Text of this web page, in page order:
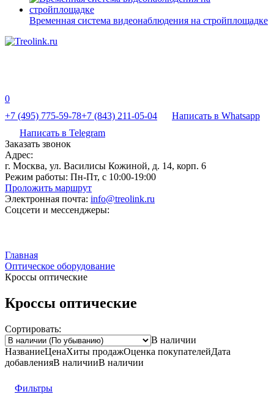
Временная система видеонаблюдения на стройплощадке
0
+7 (495) 775-59-78+7 (843) 211-05-04
Написать в Whatsapp
Написать в Telegram
Заказать звонок
Адрес:
г. Москва, ул. Василисы Кожиной, д. 14, корп. 6
Режим работы: Пн-Пт, с 10:00-19:00
Проложить маршрут
Электронная почта: info@treolink.ru
Соцсети и мессенджеры:
Главная
Оптическое оборудование
Кроссы оптические
Кроссы оптические
Сортировать:
В наличии
НазваниеЦенаХиты продажОценка покупателейДата
добавленияВ наличииВ наличии
Фильтры